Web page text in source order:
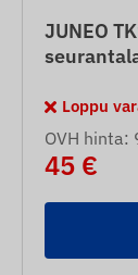
JUNEO
Loppu
OVH hinta:
45 €